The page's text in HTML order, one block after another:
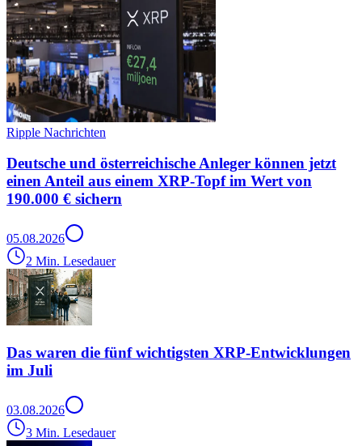
Ripple Nachrichten
Deutsche und österreichische Anleger können jetzt
einen Anteil aus einem XRP-Topf im Wert von
190.000 € sichern
05.08.2026
2 Min. Lesedauer
Das waren die fünf wichtigsten XRP-Entwicklungen
im Juli
03.08.2026
3 Min. Lesedauer